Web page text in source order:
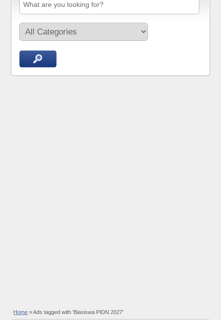
Home »Ads tagged with 'Biasiswa PIDN 2027'